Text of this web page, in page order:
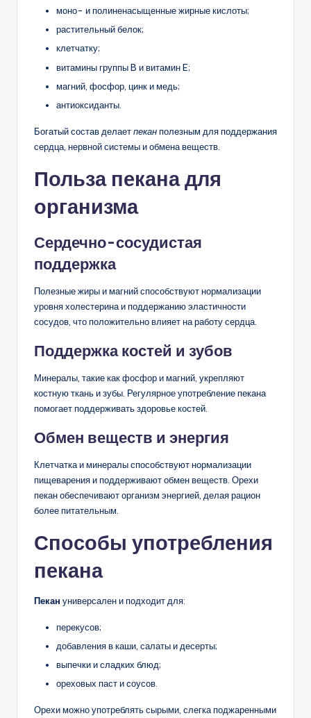
моно- и полиненасыщенные жирные кислоты;
растительный белок;
клетчатку;
витамины группы B и витамин E;
магний, фосфор, цинк и медь;
антиоксиданты.
Богатый состав делаетпеканполезным для поддержания
сердца, нервной системы и обмена веществ.
Польза пекана для
организма
Сердечно-сосудистая
поддержка
Полезные жиры и магний способствуют нормализации
уровня холестерина и поддержанию эластичности
сосудов, что положительно влияет на работу сердца.
Поддержка костей и зубов
Минералы, такие как фосфор и магний, укрепляют
костную ткань и зубы. Регулярное употребление пекана
помогает поддерживать здоровье костей.
Обмен веществ и энергия
Клетчатка и минералы способствуют нормализации
пищеварения и поддерживают обмен веществ. Орехи
пекан обеспечивают организм энергией, делая рацион
более питательным.
Способы употребления
пекана
Пекан универсален и подходит для:
перекусов;
добавления в каши, салаты и десерты;
выпечки и сладких блюд;
ореховых паст и соусов.
Орехи можно употреблять сырыми, слегка поджаренными